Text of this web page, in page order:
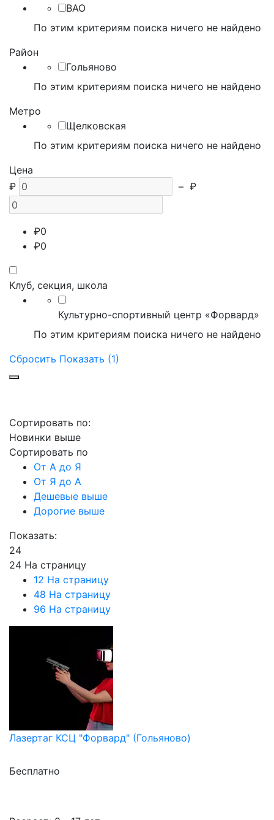
ВАО
По этим критериям поиска ничего не найдено
Район
Гольяново
По этим критериям поиска ничего не найдено
Метро
Щелковская
По этим критериям поиска ничего не найдено
Цена
₽
– ₽
₽0
₽0
Клуб, секция, школа
Культурно-спортивный центр «Форвард»
По этим критериям поиска ничего не найдено
Сбросить Показать (1)
Сортировать по:
Новинки выше
Сортировать по
От А до Я
От Я до А
Дешевые выше
Дорогие выше
Показать:
24
24 На страницу
12 На страницу
48 На страницу
96 На страницу
Лазертаг КСЦ "Форвард" (Гольяново)
Бесплатно